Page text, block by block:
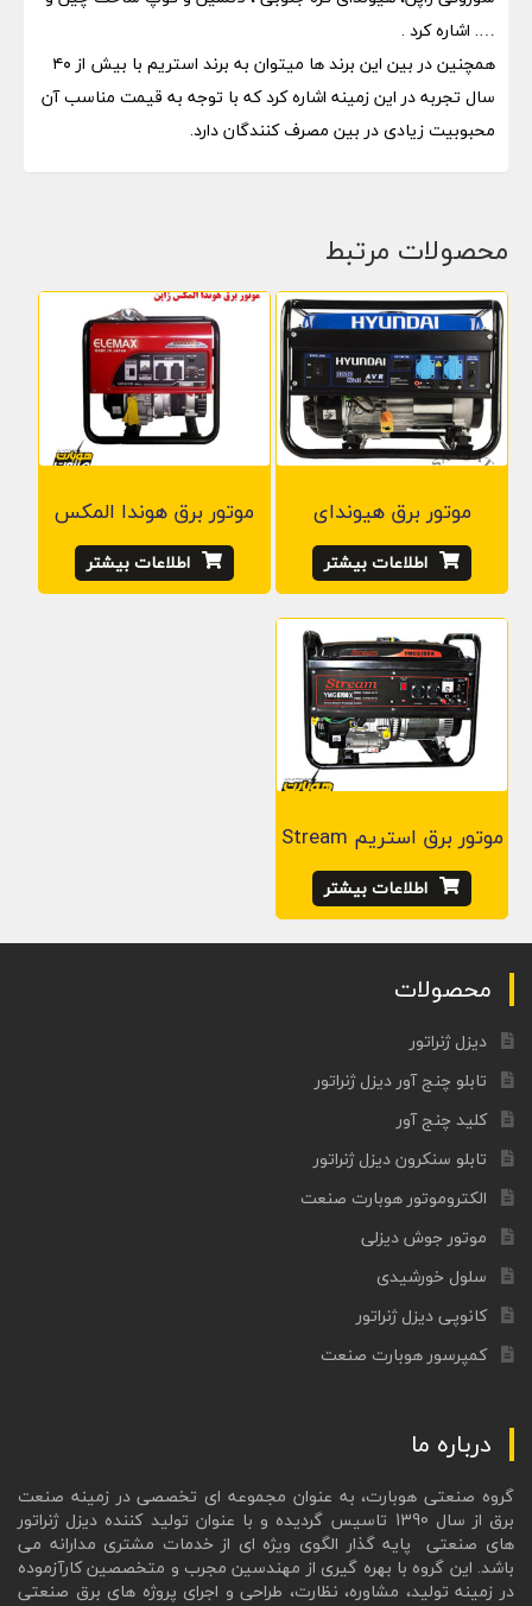
…. اشاره کرد .
همچنین در بین این برند ها میتوان به برند استریم با بیش از ۴۰
سال تجربه در این زمینه اشاره کرد که با توجه به قیمت مناسب آن
محبوبیت زیادی در بین مصرف کنندگان دارد.
محصولات مرتبط
موتور برق هیوندای
اطلاعات بیشتر
موتور برق هوندا المکس
اطلاعات بیشتر
موتور برق استریم Stream
اطلاعات بیشتر
محصولات
دیزل ژنراتور
تابلو چنج آور دیزل ژنراتور
کلید چنج آور
تابلو سنکرون دیزل ژنراتور
الکتروموتور هوبارت صنعت
موتور جوش دیزلی
سلول خورشیدی
کانوپی دیزل ژنراتور
کمپرسور هوبارت صنعت
درباره ما
گروه صنعتی هوبارت، به عنوان مجموعه ای تخصصی در زمینه صنعت
برق از سال 1390 تاسیس گردیده و با عنوان تولید کننده دیزل ژنراتور
های صنعتی پایه گذار الگوی ویژه ای از خدمات مشتری مدارانه می
باشد. این گروه با بهره گیری از مهندسین مجرب و متخصصین کارآزموده
در زمینه تولید، مشاوره، نظارت، طراحی و اجرای پروژه های برق صنعتی